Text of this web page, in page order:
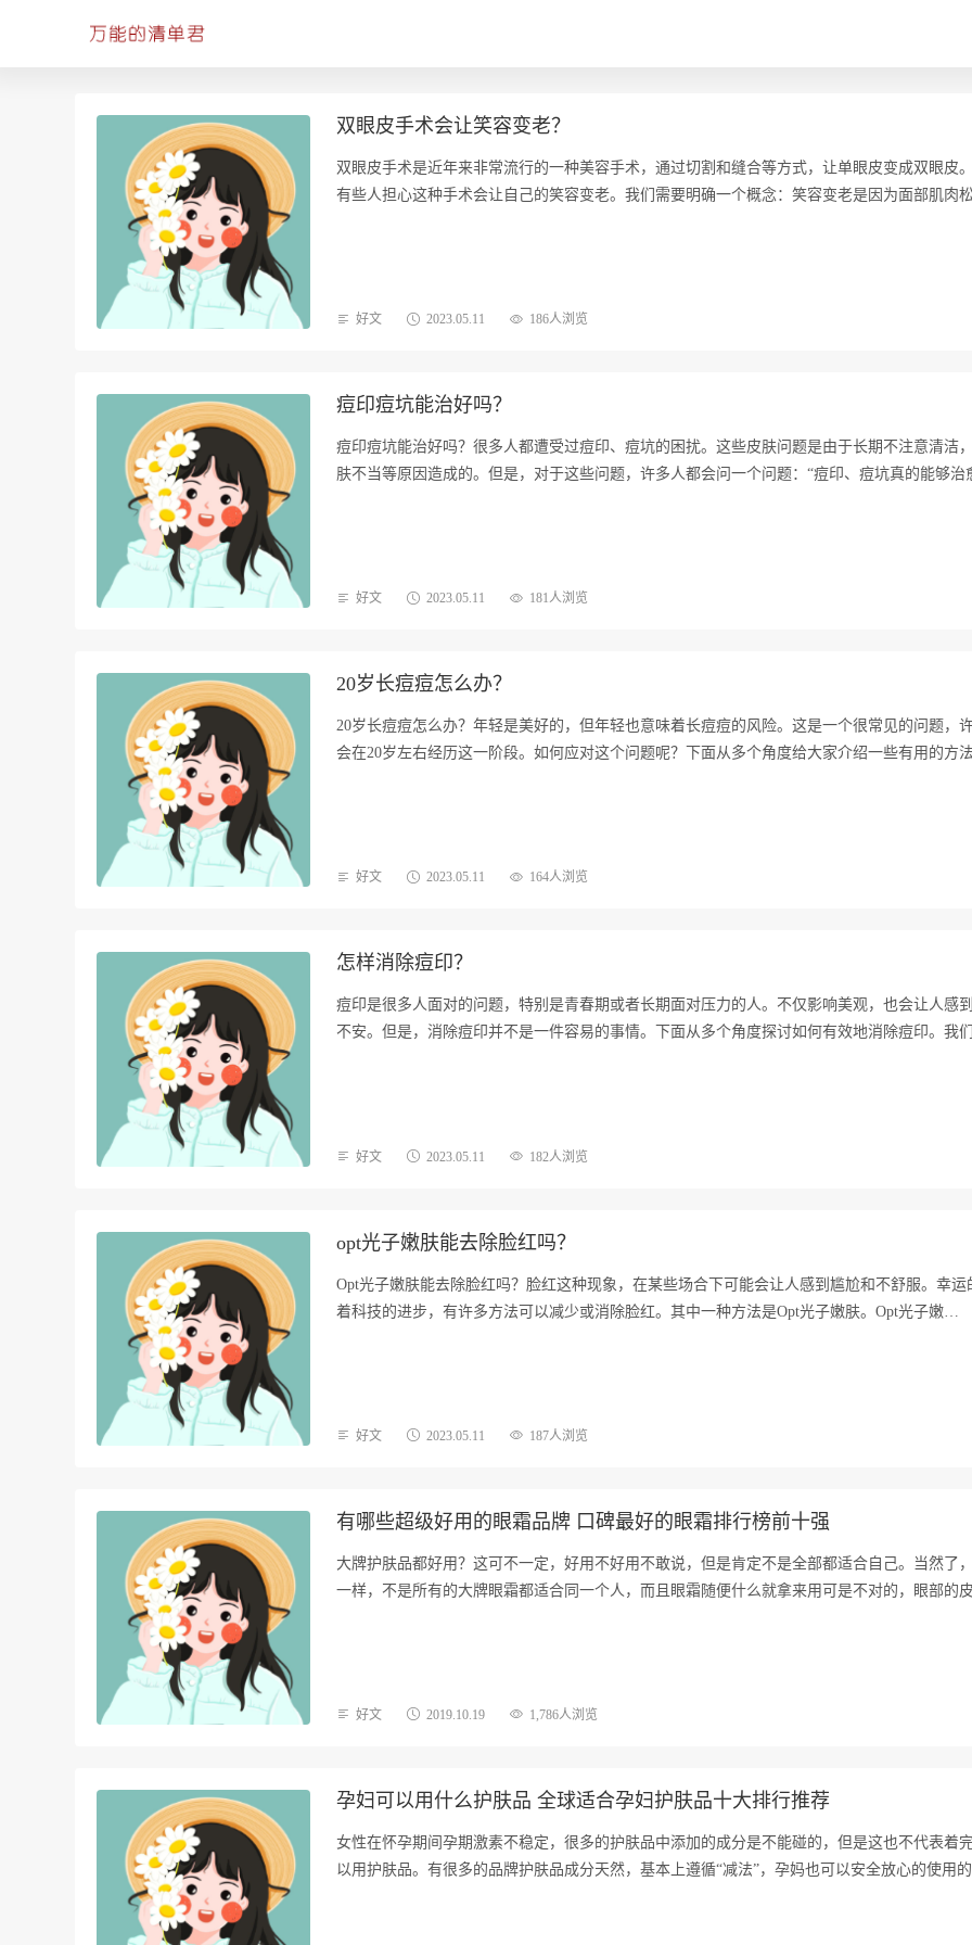
双眼皮手术会让笑容变老？
双眼皮手术是近年来非常流行的一种美容手术，通过切割和缝合等方式，让单眼皮变成双眼皮。
有些人担心这种手术会让自己的笑容变老。我们需要明确一个概念：笑容变老是因为面部肌肉
好文 2023.05.11 186人浏览
痘印痘坑能治好吗？
痘印痘坑能治好吗？很多人都遭受过痘印、痘坑的困扰。这些皮肤问题是由于长期不注意清洁
肤不当等原因造成的。但是，对于这些问题，许多人都会问一个问题：“痘印、痘坑真的能够
好文 2023.05.11 181人浏览
20岁长痘痘怎么办？
20岁长痘痘怎么办？年轻是美好的，但年轻也意味着长痘痘的风险。这是一个很常见的问题，
会在20岁左右经历这一阶段。如何应对这个问题呢？下面从多个角度给大家介绍一些有用的方
好文 2023.05.11 164人浏览
怎样消除痘印？
痘印是很多人面对的问题，特别是青春期或者长期面对压力的人。不仅影响美观，也会让人感
不安。但是，消除痘印并不是一件容易的事情。下面从多个角度探讨如何有效地消除痘印。我
好文 2023.05.11 182人浏览
opt光子嫩肤能去除脸红吗？
Opt光子嫩肤能去除脸红吗？脸红这种现象，在某些场合下可能会让人感到尴尬和不舒服。幸运
着科技的进步，有许多方法可以减少或消除脸红。其中一种方法是Opt光子嫩肤。Opt光子嫩…
好文 2023.05.11 187人浏览
有哪些超级好用的眼霜品牌 口碑最好的眼霜排行榜前十强
大牌护肤品都好用？这可不一定，好用不好用不敢说，但是肯定不是全部都适合自己。当然了
一样，不是所有的大牌眼霜都适合同一个人，而且眼霜随便什么就拿来用可是不对的，眼部的
好文 2019.10.19 1,786人浏览
孕妇可以用什么护肤品 全球适合孕妇护肤品十大排行推荐
女性在怀孕期间孕期激素不稳定，很多的护肤品中添加的成分是不能碰的，但是这也不代表着完
以用护肤品。有很多的品牌护肤品成分天然，基本上遵循“减法”，孕妈也可以安全放心的使用